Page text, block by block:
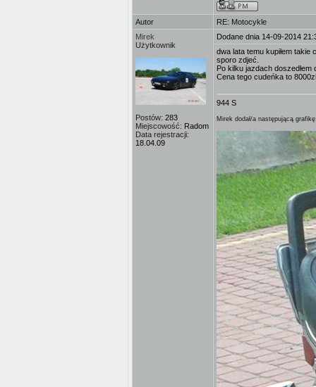
Autor
RE: Motocykle
Mirek
Użytkownik
Postów: 283
Miejscowość: Radom
Data rejestracji:
18.04.09
Dodane dnia 14-09-2014
dwa lata temu kupiłem
sporo zdjeć.
Po kilku jazdach
Cena tego cudeńka to
944 S
Mirek dodał/a następującą